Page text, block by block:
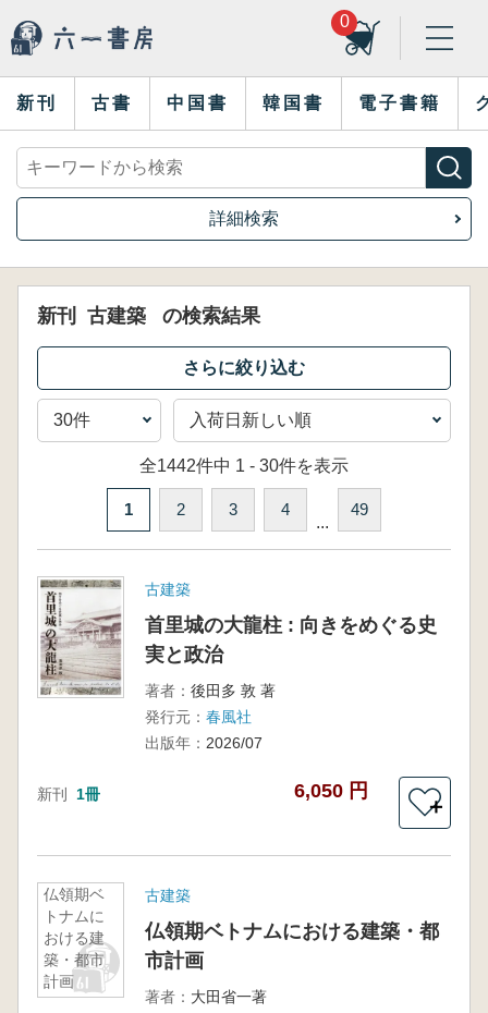
0
新刊 古書 中国書 韓国書 電子書籍
詳細検索
新刊 古建築 の検索結果
全1442件中 1 - 30件を表示
1 2 3 4
...
49
古建築
首里城の大龍柱 : 向きをめぐる史
実と政治
著者： 後田多 敦 著
発行元： 春風社
出版年： 2026/07
新刊 1冊 6,050 円
＋
仏領期ベ
トナムに
おける建
築・都市
計画
古建築
仏領期ベトナムにおける建築・都
市計画
著者： 大田省一著